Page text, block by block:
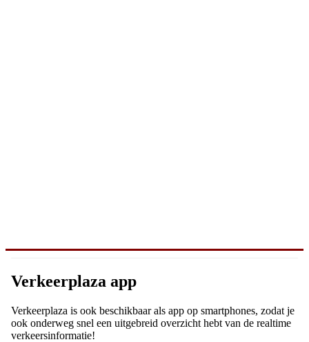
Verkeerplaza app
Verkeerplaza is ook beschikbaar als app op smartphones, zodat je
ook onderweg snel een uitgebreid overzicht hebt van de realtime
verkeersinformatie!